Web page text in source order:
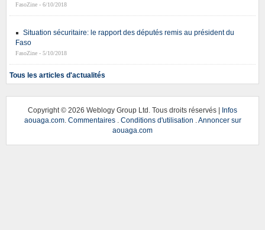
FasoZine - 6/10/2018
Situation sécuritaire: le rapport des députés remis au président du
Faso
FasoZine - 5/10/2018
Tous les articles d'actualités
Copyright © 2026 Weblogy Group Ltd. Tous droits réservés | Infos
aouaga.com. Commentaires. Conditions d'utilisation
Annoncer sur
aouaga.com